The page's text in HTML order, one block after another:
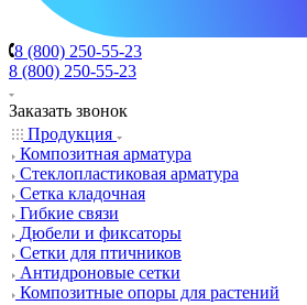
8 (800) 250-55-23
8 (800) 250-55-23
Заказать звонок
Продукция
Композитная арматура
Cтеклопластиковая арматура
Сетка кладочная
Гибкие связи
Дюбели и фиксаторы
Сетки для птичников
Антидроновые сетки
Композитные опоры для растений